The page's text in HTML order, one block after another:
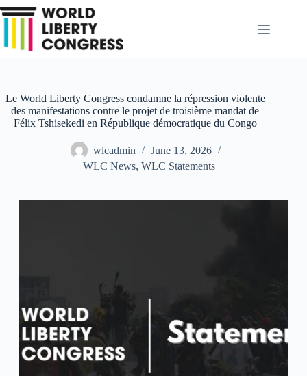
Skip
to
Le World Liberty Congress condamne la répression violente
des manifestations contre le projet de troisième mandat de
Félix Tshisekedi en République démocratique du Congo
wlcadmin
June 13, 2026
WLC News, WLC Statements